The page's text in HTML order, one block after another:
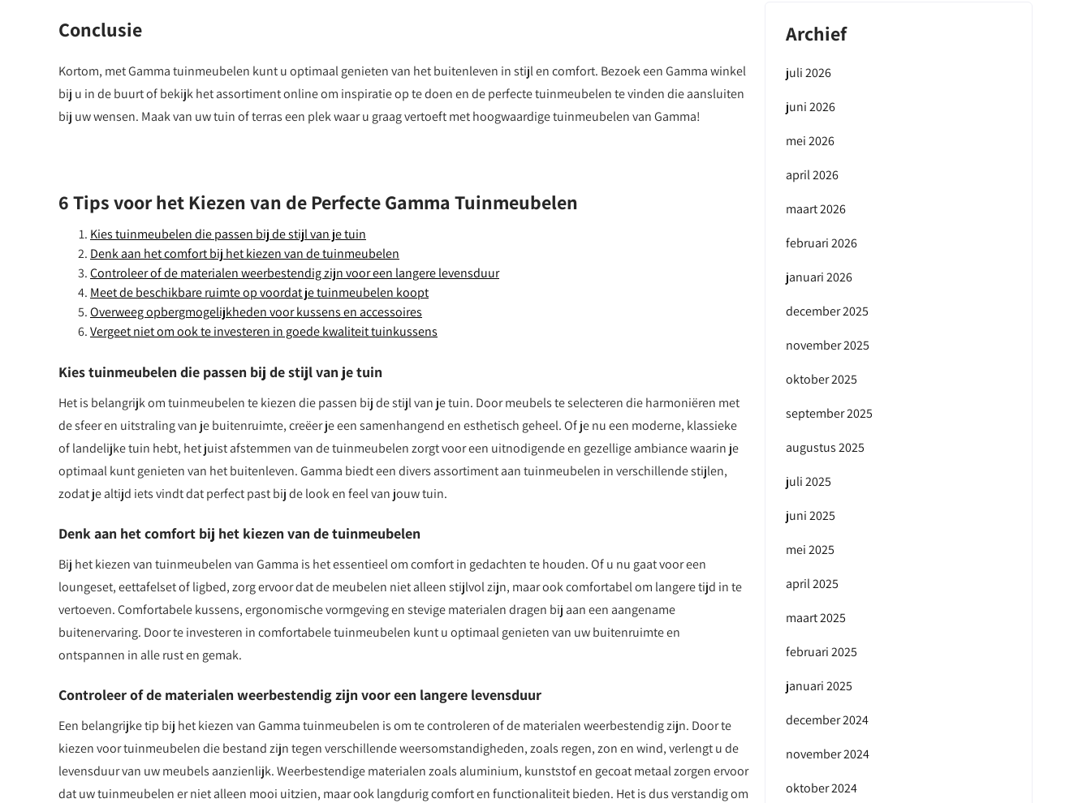
Conclusie
Kortom, met Gamma tuinmeubelen kunt u optimaal genieten van het buitenleven in stijl en comfort. Bezoek een Gamma winkel
bij u in de buurt of bekijk het assortiment online om inspiratie op te doen en de perfecte tuinmeubelen te vinden die aansluiten
bij uw wensen. Maak van uw tuin of terras een plek waar u graag vertoeft met hoogwaardige tuinmeubelen van Gamma!
6 Tips voor het Kiezen van de Perfecte Gamma Tuinmeubelen
Kies tuinmeubelen die passen bij de stijl van je tuin
Denk aan het comfort bij het kiezen van de tuinmeubelen
Controleer of de materialen weerbestendig zijn voor een langere levensduur
Meet de beschikbare ruimte op voordat je tuinmeubelen koopt
Overweeg opbergmogelijkheden voor kussens en accessoires
Vergeet niet om ook te investeren in goede kwaliteit tuinkussens
Kies tuinmeubelen die passen bij de stijl van je tuin
Het is belangrijk om tuinmeubelen te kiezen die passen bij de stijl van je tuin. Door meubels te selecteren die harmoniëren met
de sfeer en uitstraling van je buitenruimte, creëer je een samenhangend en esthetisch geheel. Of je nu een moderne, klassieke
of landelijke tuin hebt, het juist afstemmen van de tuinmeubelen zorgt voor een uitnodigende en gezellige ambiance waarin je
optimaal kunt genieten van het buitenleven. Gamma biedt een divers assortiment aan tuinmeubelen in verschillende stijlen,
zodat je altijd iets vindt dat perfect past bij de look en feel van jouw tuin.
Denk aan het comfort bij het kiezen van de tuinmeubelen
Bij het kiezen van tuinmeubelen van Gamma is het essentieel om comfort in gedachten te houden. Of u nu gaat voor een
loungeset, eettafelset of ligbed, zorg ervoor dat de meubelen niet alleen stijlvol zijn, maar ook comfortabel om langere tijd in te
vertoeven. Comfortabele kussens, ergonomische vormgeving en stevige materialen dragen bij aan een aangename
buitenervaring. Door te investeren in comfortabele tuinmeubelen kunt u optimaal genieten van uw buitenruimte en
ontspannen in alle rust en gemak.
Controleer of de materialen weerbestendig zijn voor een langere levensduur
Een belangrijke tip bij het kiezen van Gamma tuinmeubelen is om te controleren of de materialen weerbestendig zijn. Door te
kiezen voor tuinmeubelen die bestand zijn tegen verschillende weersomstandigheden, zoals regen, zon en wind, verlengt u de
levensduur van uw meubels aanzienlijk. Weerbestendige materialen zoals aluminium, kunststof en gecoat metaal zorgen ervoor
dat uw tuinmeubelen er niet alleen mooi uitzien, maar ook langdurig comfort en functionaliteit bieden. Het is dus verstandig om
Archief
juli 2026
juni 2026
mei 2026
april 2026
maart 2026
februari 2026
januari 2026
december 2025
november 2025
oktober 2025
september 2025
augustus 2025
juli 2025
juni 2025
mei 2025
april 2025
maart 2025
februari 2025
januari 2025
december 2024
november 2024
oktober 2024